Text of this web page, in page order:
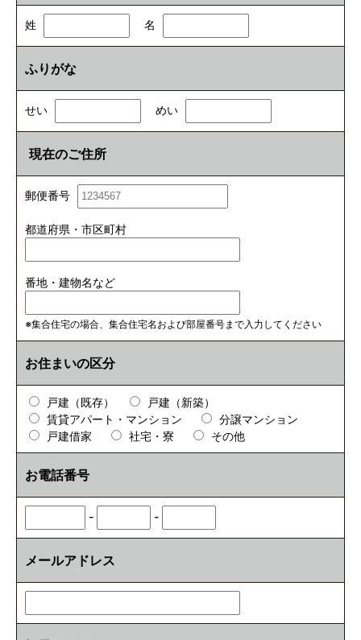
姓 名
ふりがな
せい めい
現在のご住所
郵便番号
都道府県・市区町村
番地・建物名など
※集合住宅の場合、集合住宅名および部屋番号まで入力してください
お住まいの区分
戸建（既存）
戸建（新築）
賃貸アパート・マンション
分譲マンション
戸建借家
社宅・寮 その他
お電話番号
- -
メールアドレス